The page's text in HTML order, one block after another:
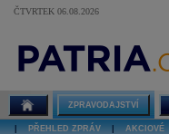
ČTVRTEK 06.08.2026
ZPRAVODAJSTVÍ
PŘEHLED ZPRÁV AKCIOVÉ